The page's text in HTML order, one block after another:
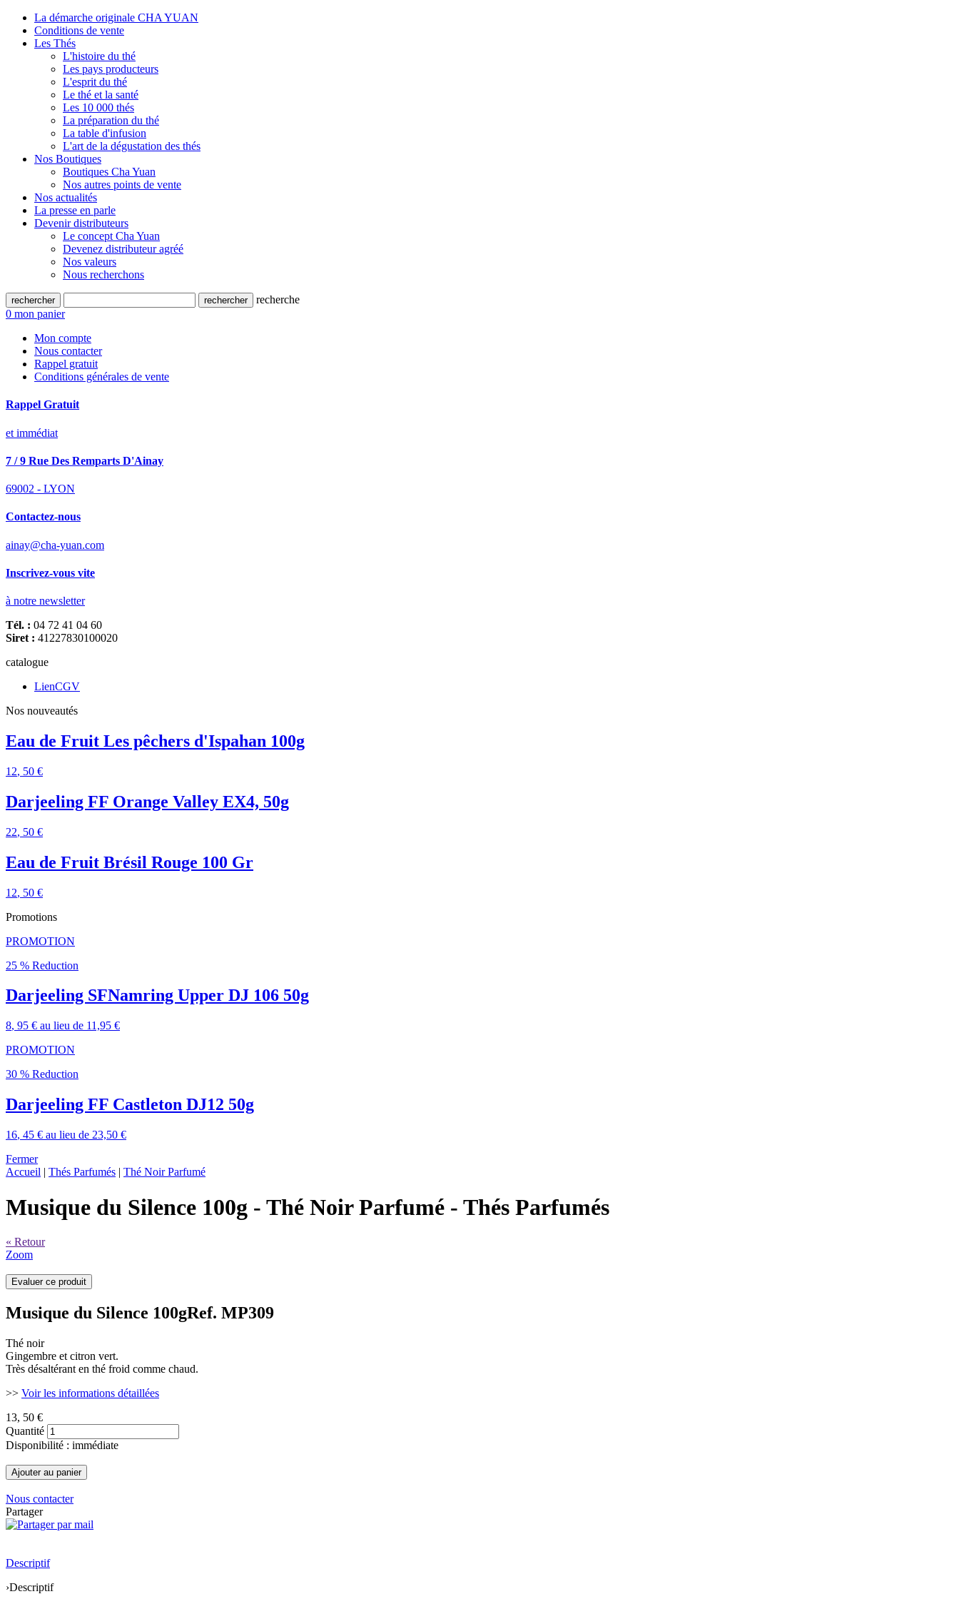
La démarche originale CHA YUAN
Conditions de vente
Les Thés
L'histoire du thé
Les pays producteurs
L'esprit du thé
Le thé et la santé
Les 10 000 thés
La préparation du thé
La table d'infusion
L'art de la dégustation des thés
Nos Boutiques
Boutiques Cha Yuan
Nos autres points de vente
Nos actualités
La presse en parle
Devenir distributeurs
Le concept Cha Yuan
Devenez distributeur agréé
Nos valeurs
Nous recherchons
recherche
0 mon panier
Mon compte
Nous contacter
Rappel gratuit
Conditions générales de vente
Rappel Gratuit
et immédiat
7 / 9 Rue Des Remparts D'Ainay
69002 - LYON
Contactez-nous
ainay@cha-yuan.com
Inscrivez-vous vite
à notre newsletter
Tél. : 04 72 41 04 60
Siret : 41227830100020
catalogue
LienCGV
Nos nouveautés
Eau de Fruit Les pêchers d'Ispahan 100g
12, 50 €
Darjeeling FF Orange Valley EX4, 50g
22, 50 €
Eau de Fruit Brésil Rouge 100 Gr
12, 50 €
Promotions
PROMOTION
25 % Reduction
Darjeeling SFNamring Upper DJ 106 50g
8, 95 € au lieu de 11,95 €
PROMOTION
30 % Reduction
Darjeeling FF Castleton DJ12 50g
16, 45 € au lieu de 23,50 €
Fermer
Accueil | Thés Parfumés | Thé Noir Parfumé
Musique du Silence 100g - Thé Noir Parfumé - Thés Parfumés
« Retour
Zoom
Musique du Silence 100gRef. MP309
Thé noir
Gingembre et citron vert.
Très désaltérant en thé froid comme chaud.
>> Voir les informations détaillées
13, 50 €
Quantité
Disponibilité : immédiate
Nous contacter
Partager
Descriptif
›Descriptif